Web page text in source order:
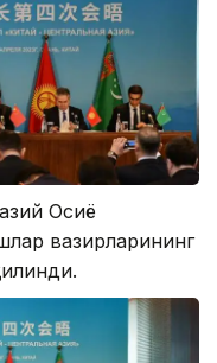
Осиё
вазирларининг